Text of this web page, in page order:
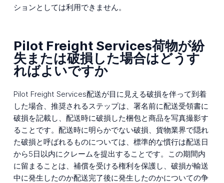
ションとしては利用できません。
Pilot Freight Services荷物が紛
失または破損した場合はどうす
ればよいですか
Pilot Freight Services配送が目に見える破損を伴って到着
した場合、推奨されるステップは、署名前に配送受領書に
破損を記載し、配送時に破損した梱包と商品を写真撮影す
ることです。配送時に明らかでない破損、貨物業界で隠れ
た破損と呼ばれるものについては、標準的な慣行は配送日
から5日以内にクレームを提出することです。この期間内
に留まることは、補償を受ける権利を保護し、破損が輸送
中に発生したのか配送完了後に発生したのかについての争